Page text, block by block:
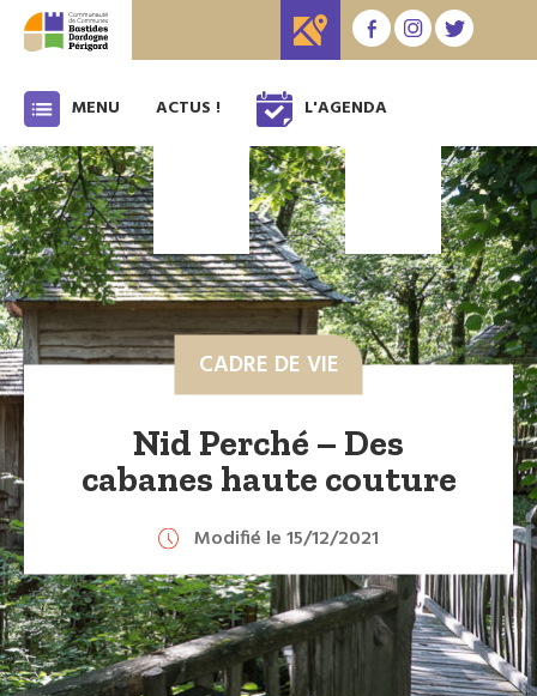
MENU ACTUS ! L'AGENDA
CADRE DE VIE
Nid Perché – Des
cabanes haute couture
Modifié le 15/12/2021